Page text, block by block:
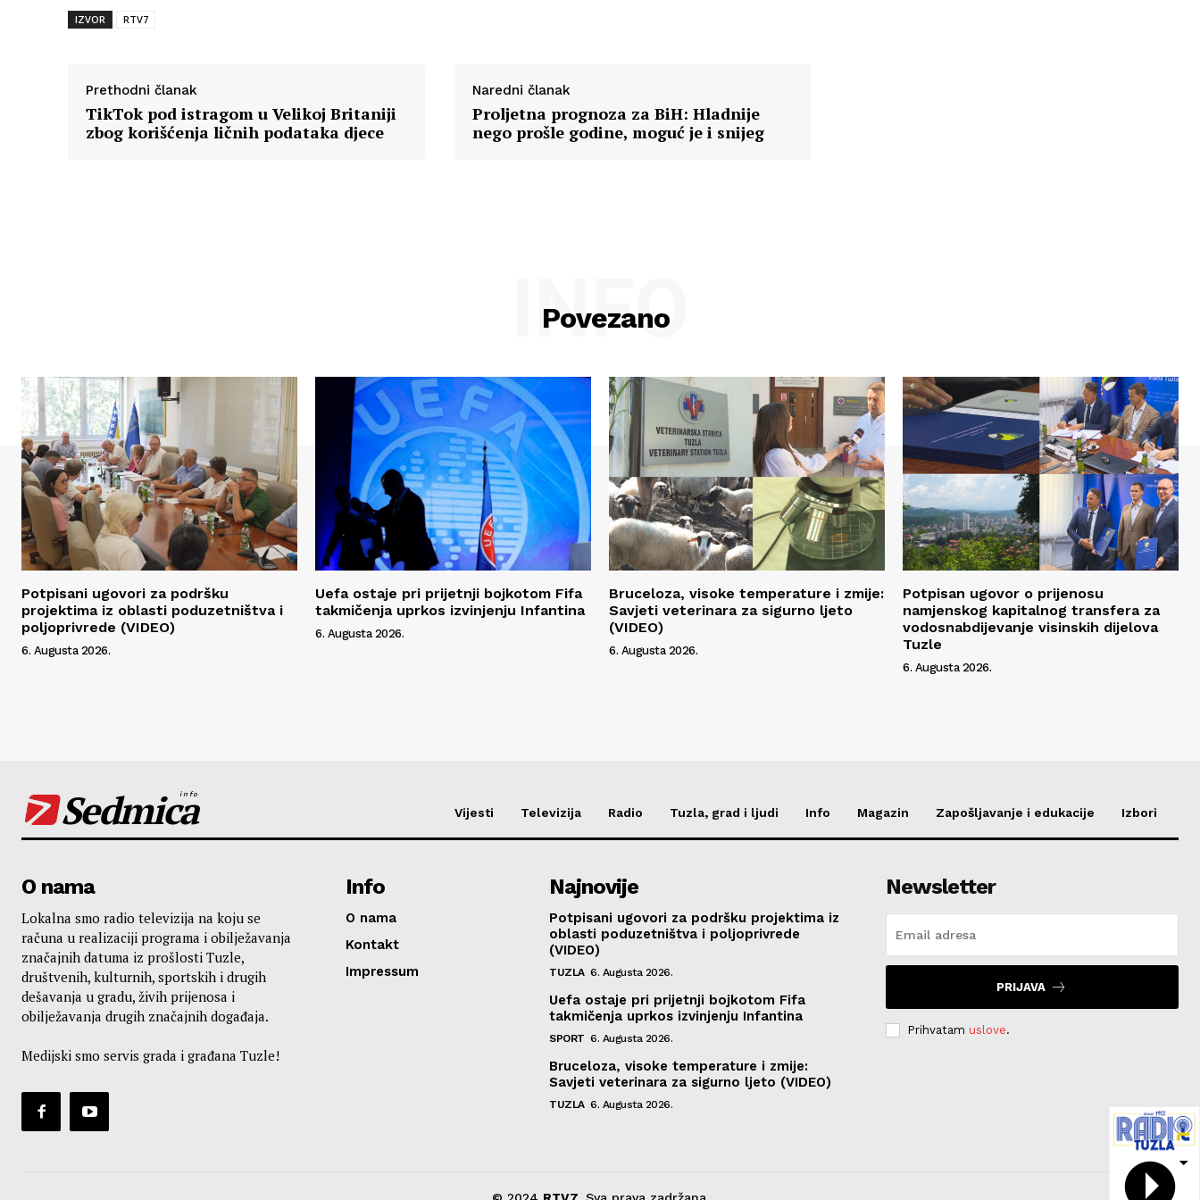
IZVOR RTV7
Prethodni članak
TikTok pod istragom u Velikoj Britaniji
zbog korišćenja ličnih podataka djece
Naredni članak
Proljetna prognoza za BiH: Hladnije
nego prošle godine, moguć je i snijeg
Povezano
INFO
Potpisani ugovori za podršku
projektima iz oblasti poduzetništva i
poljoprivrede (VIDEO)
6. Augusta 2026.
Uefa ostaje pri prijetnji bojkotom Fifa
takmičenja uprkos izvinjenju Infantina
6. Augusta 2026.
Bruceloza, visoke temperature i zmije:
Savjeti veterinara za sigurno ljeto
(VIDEO)
6. Augusta 2026.
Potpisan ugovor o prijenosu
namjenskog kapitalnog transfera za
vodosnabdijevanje visinskih dijelova
Tuzle
6. Augusta 2026.
Sedmica
info
Vijesti Televizija Radio Tuzla, grad i ljudi Info Magazin Zapošljavanje i edukacije Izbori
O nama
Lokalna smo radio televizija na koju se
računa u realizaciji programa i obilježavanja
značajnih datuma iz prošlosti Tuzle,
društvenih, kulturnih, sportskih i drugih
dešavanja u gradu, živih prijenosa i
obilježavanja drugih značajnih događaja.
Medijski smo servis grada i građana Tuzle!
Info
O nama
Kontakt
Impressum
Najnovije
Potpisani ugovori za podršku projektima iz
oblasti poduzetništva i poljoprivrede
(VIDEO)
TUZLA 6. Augusta 2026.
Uefa ostaje pri prijetnji bojkotom Fifa
takmičenja uprkos izvinjenju Infantina
SPORT 6. Augusta 2026.
Bruceloza, visoke temperature i zmije:
Savjeti veterinara za sigurno ljeto (VIDEO)
TUZLA 6. Augusta 2026.
Newsletter
PRIJAVA
Prihvatam uslove.